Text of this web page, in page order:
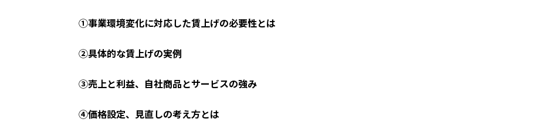
①事業環境変化に対応した賃上げの必要性とは
②具体的な賃上げの実例
③売上と利益、自社商品とサービスの強み
④価格設定、見直しの考え方とは